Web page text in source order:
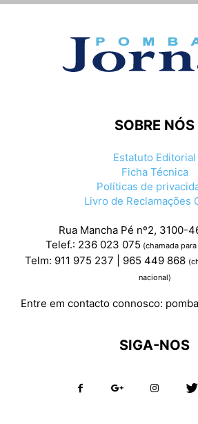
SOBRE NÓS
Estatuto Editorial
Ficha Técnica
Políticas de
Livro de Reclamações
Rua Mancha Pé nº2, 3100-
Telef.: 236 023 075 (chamada
Telm: 911 975 237 | 965 449 868
nacional)
Entre em contacto connosco:
SIGA-NOS